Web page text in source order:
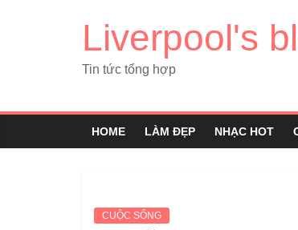
Liverpool's
Tin tức tổng hợp
HOME LÀM ĐẸP NHẠC HOT
CUỘC SỐNG